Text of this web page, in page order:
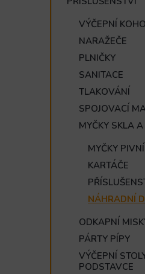
VÝČEPNÍ
NARAŽEČE
PLNIČKY
SANITACE
TLAKOVÁNÍ
SPOJOVACÍ
MYČKY SKLA
MYČKY
KARTÁČE
NÁHRADNÍ
ODKAPNÍ
PÁRTY PÍPY
VÝČEPNÍ
PODSTAVCE